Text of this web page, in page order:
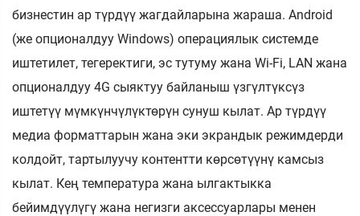
бизнестин ар түрдүү жагдайларына жараша. Android
(же опционалдуу Windows) операциялык системде
иштетилет, тегеректиги, эс тутуму жана Wi-Fi, LAN жана
опционалдуу 4G сыяктуу байланыш үзгүлтүксүз
иштетүү мүмкүнчүлүктөрүн сунуш кылат. Ар түрдүү
медиа форматтарын жана эки экрандык режимдерди
колдойт, тартылуучу контентти көрсөтүүнү камсыз
кылат. Кең температура жана ылгактыкка
бейимдүүлүгү жана негизги аксессуарлары менен